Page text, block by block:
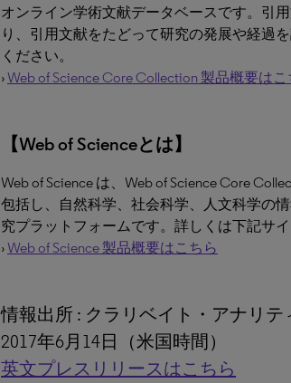
オンライン学術文献データベースです。引
り、引用文献をたどって研究の発展や経過
ください。
›Web of Science Core Collection 製品概要はこ
【Web of Scienceとは】
Web of Science は、Web of Science Core
包括し、自然科学、社会科学、人文科学の
究プラットフォームです。詳しくは下記サイ
›Web of Science 製品概要はこちら
情報出所 : クラリベイト・アナリテ
2017年6月14日（米国時間）
英文プレスリリースはこちら